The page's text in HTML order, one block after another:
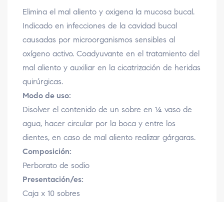
Elimina el mal aliento y oxigena la mucosa bucal.
Indicado en infecciones de la cavidad bucal
causadas por microorganismos sensibles al
oxígeno activo. Coadyuvante en el tratamiento del
mal aliento y auxiliar en la cicatrización de heridas
quirúrgicas.
Modo de uso:
Disolver el contenido de un sobre en ¼ vaso de
agua, hacer circular por la boca y entre los
dientes, en caso de mal aliento realizar gárgaras.
Composición:
Perborato de sodio
Presentación/es:
Caja x 10 sobres